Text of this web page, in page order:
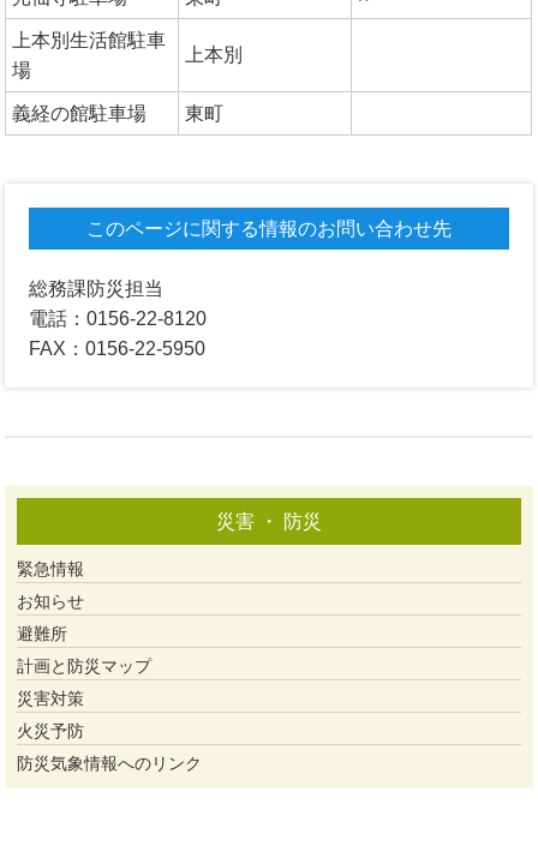
上本別生活館駐車
場
上本別
義経の館駐車場 東町
このページに関する情報のお問い合わせ先
総務課防災担当
電話：0156-22-8120
FAX：0156-22-5950
災害 ・ 防災
緊急情報
お知らせ
避難所
計画と防災マップ
災害対策
火災予防
防災気象情報へのリンク